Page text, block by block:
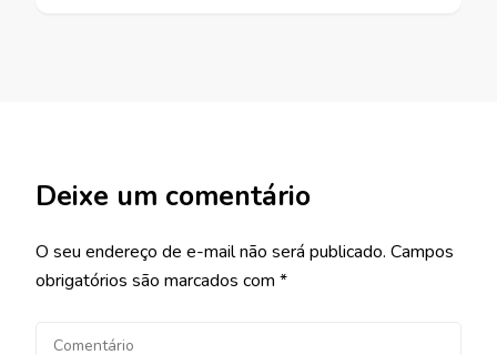
Deixe um comentário
O seu endereço de e-mail não será publicado. Campos
obrigatórios são marcados com *